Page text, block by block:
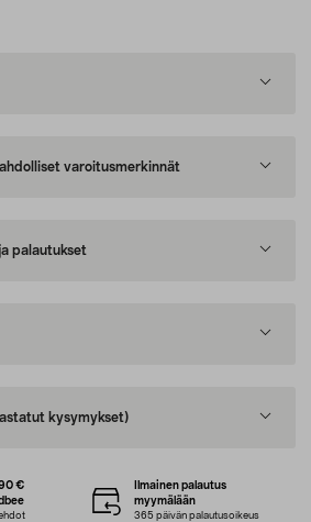
varoitusmerkinnät
palautukset
kysymykset)
€
Ilmainen palautus
myymälään
365 päivän palautusoikeus